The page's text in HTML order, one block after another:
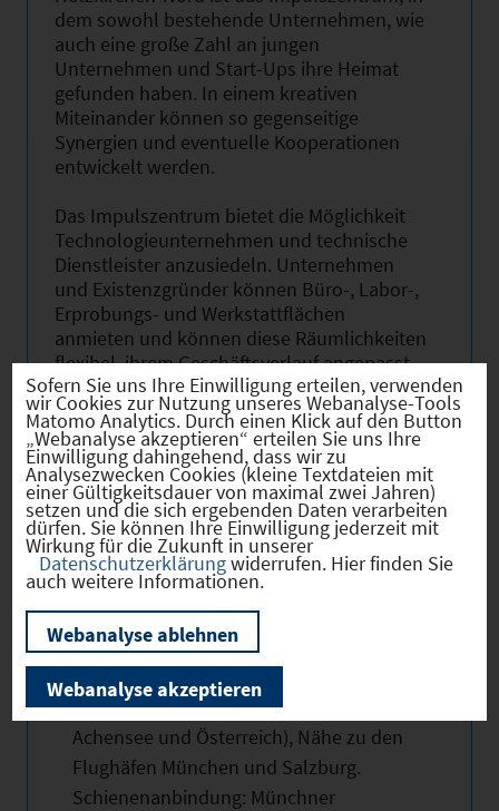
dem sowohl bestehende Unternehmen, wie
auch eine große Zahl an jungen
Unternehmen und Start-Ups ihre Heimat
gefunden haben. In einem kreativen
Miteinander können so gegenseitige
Synergien und eventuelle Kooperationen
entwickelt werden.‎
Das Impulszentrum bietet die Möglichkeit
Technologieunternehmen und technische
Dienstleister anzusiedeln. Unternehmen
und Existenzgründer können Büro-, Labor-,
Erprobungs- und Werkstattflächen
anmieten und können diese Räumlichkeiten
flexibel, ihrem Geschäftsverlauf angepasst,
erweitern oder reduzieren.
Beste Lage: ‎Im Gewerbegebiet Holzkirchen-
Nord, direkt an der BAB A8 Ausfahrt
Holzkirchen, finden Sie ideale
Standortbedingungen vor:
eine sehr gute Anbindung an die örtliche
und überörtliche Verkehrsinfrastruktur:
BAB 8 (München-Salzburg), B 13
(Verbindung nach Bad Tölz und
München), B 318 (Richtung Tegernsee,
Achensee und Österreich), Nähe zu den
Flughäfen München und Salzburg.
Schienenanbindung: Münchner
Sofern Sie uns Ihre Einwilligung erteilen, verwenden
wir Cookies zur Nutzung unseres Webanalyse-Tools
Matomo Analytics. Durch einen Klick auf den Button
„Webanalyse akzeptieren“ erteilen Sie uns Ihre
Einwilligung dahingehend, dass wir zu
Analysezwecken Cookies (kleine Textdateien mit
einer Gültigkeitsdauer von maximal zwei Jahren)
setzen und die sich ergebenden Daten verarbeiten
dürfen. Sie können Ihre Einwilligung jederzeit mit
Wirkung für die Zukunft in unserer
Datenschutzerklärungwiderrufen. Hier finden Sie
auch weitere Informationen.
Webanalyse ablehnen
Webanalyse akzeptieren